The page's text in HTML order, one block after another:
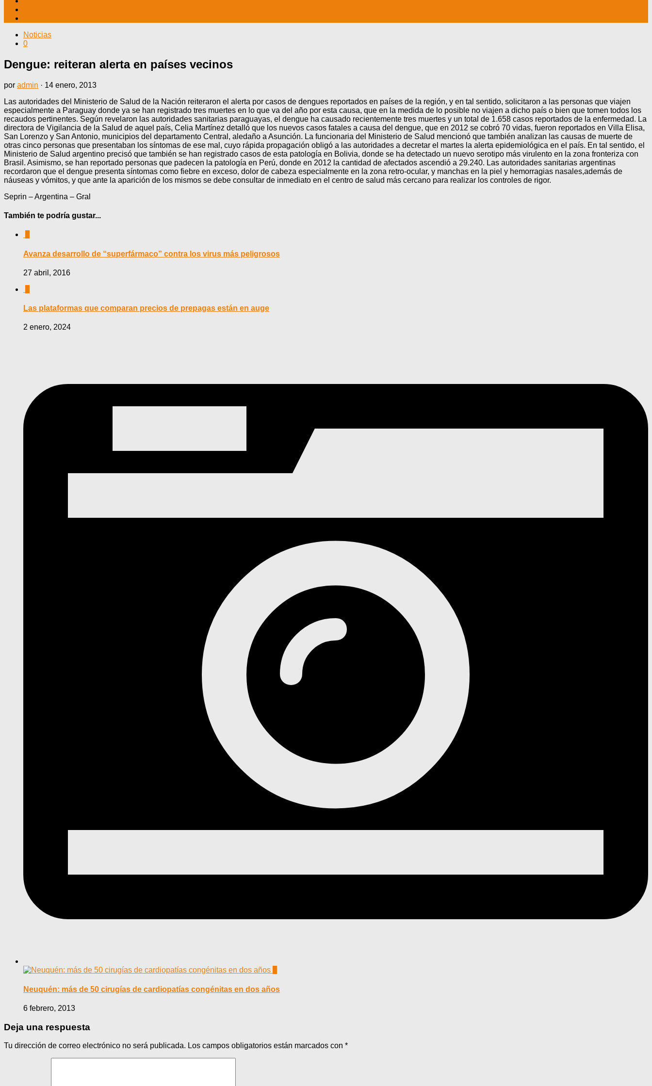
Noticias
0
Dengue: reiteran alerta en países vecinos
por admin · 14 enero, 2013
Las autoridades del Ministerio de Salud de la Nación reiteraron el alerta por casos de dengues reportados en países de la región, y en tal sentido, solicitaron a las personas que viajen
especialmente a Paraguay donde ya se han registrado tres muertes en lo que va del año por esta causa, que en la medida de lo posible no viajen a dicho país o bien que tomen todos los
recaudos pertinentes. Según revelaron las autoridades sanitarias paraguayas, el dengue ha causado recientemente tres muertes y un total de 1.658 casos reportados de la enfermedad. La
directora de Vigilancia de la Salud de aquel país, Celia Martínez detalló que los nuevos casos fatales a causa del dengue, que en 2012 se cobró 70 vidas, fueron reportados en Villa Elisa,
San Lorenzo y San Antonio, municipios del departamento Central, aledaño a Asunción. La funcionaria del Ministerio de Salud mencionó que también analizan las causas de muerte de
otras cinco personas que presentaban los síntomas de ese mal, cuyo rápida propagación obligó a las autoridades a decretar el martes la alerta epidemiológica en el país. En tal sentido, el
Ministerio de Salud argentino precisó que también se han registrado casos de esta patología en Bolivia, donde se ha detectado un nuevo serotipo más virulento en la zona fronteriza con
Brasil. Asimismo, se han reportado personas que padecen la patología en Perú, donde en 2012 la cantidad de afectados ascendió a 29.240. Las autoridades sanitarias argentinas
recordaron que el dengue presenta síntomas como fiebre en exceso, dolor de cabeza especialmente en la zona retro-ocular, y manchas en la piel y hemorragias nasales,además de
náuseas y vómitos, y que ante la aparición de los mismos se debe consultar de inmediato en el centro de salud más cercano para realizar los controles de rigor.
Seprin – Argentina – Gral
También te podría gustar...
Avanza desarrollo de “superfármaco” contra los virus más peligrosos
27 abril, 2016
Las plataformas que comparan precios de prepagas están en auge
2 enero, 2024
Neuquén: más de 50 cirugías de cardiopatías congénitas en dos años
6 febrero, 2013
Deja una respuesta
Tu dirección de correo electrónico no será publicada. Los campos obligatorios están marcados con *